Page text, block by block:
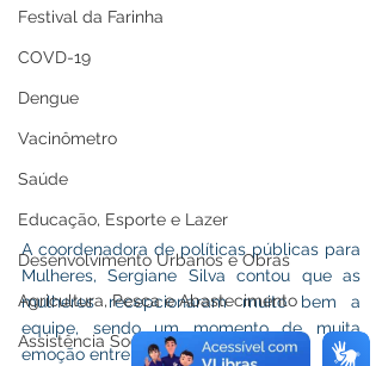
Festival da Farinha
COVD-19
Dengue
Vacinômetro
Saúde
Educação, Esporte e Lazer
Desenvolvimento Urbanos e Obras
Agricultura, Pesca e Abastecimento
Assistência Social
A coordenadora de políticas públicas para
Mulheres, Sergiane Silva contou que as
mulheres recepcionaram muito bem a
equipe, sendo um momento de muita
emoção entre todos.